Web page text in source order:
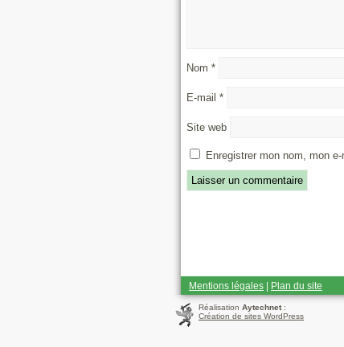
Nom *
E-mail *
Site web
Enregistrer mon nom, mon
Mentions légales | Plan du site
Réalisation Aytechnet:
Création de sites WordPress